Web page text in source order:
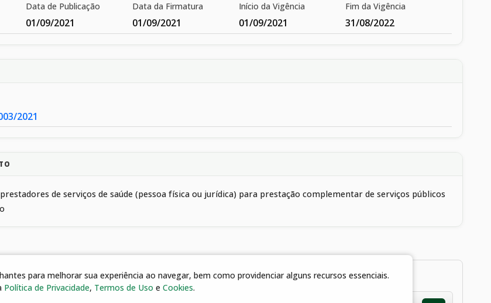
Data de Publicação
01/09/2021
Data da Firmatura
01/09/2021
Início da Vigência
01/09/2021
Fim da Vigência
31/08/2022
2021
de serviços de saúde (pessoa física ou jurídica) para prestação complementar de serviços públicos
para melhorar sua experiência ao navegar, bem como providenciar alguns recursos essenciais.
Política de Privacidade, Termos de Uso eCookies.